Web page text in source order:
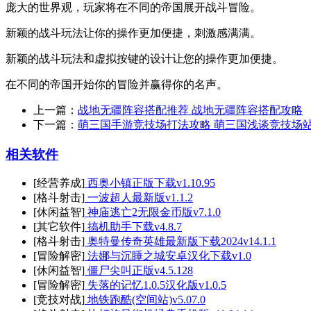
庞大的世界观，玩家将在不同的帝国展开战斗冒险。
新颖的战斗玩法让你的操作更加便捷，刺激感满满。
新颖的战斗玩法和虚拟按键的设计让您的操作更加便捷。
在不同的帝国开始你的冒险并赢得你的名声。
上一篇： 战地无疆阵容搭配推荐 战地无疆阵容搭配攻略
下一篇： 萌三国手游竞技场打法攻略 萌三国浅谈竞技场
相关软件
[经营养成] 西奥小镇正版下载v1.10.95
[格斗射击] 一波超人最新版v1.1.2
[休闲益智] 神庙逃亡2无限金币版v7.1.0
[其它软件] 搞机助手下载v4.8.7
[格斗射击] 奥特曼传奇英雄最新版下载2024v14.1.1
[冒险解密] 法娜与沉睡之城安卓汉化下载v1.0
[休闲益智] 僵尸尖叫正版v4.5.128
[冒险解密] 失落的记忆1.0.5汉化版v1.0.5
[竞技对战] 地铁跑酷(空间站)v5.07.0